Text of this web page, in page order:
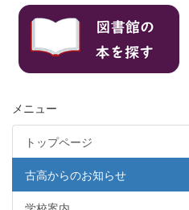
メニュー
トップページ
古高からのお知らせ